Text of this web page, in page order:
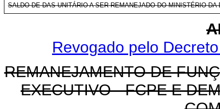
SALDO DE DAS-UNITÁRIO A SER REMANEJADO DO MINISTÉRIO DA
Revogado pelo
REMANEJAMENTO DE
EXECUTIVO - FCPE E